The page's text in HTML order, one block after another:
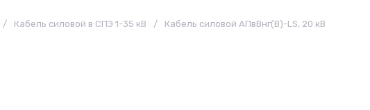
/ Кабель силовой в СПЭ 1-35 кВ / Кабель силовой АПвВнг(В)-LS, 20 кВ